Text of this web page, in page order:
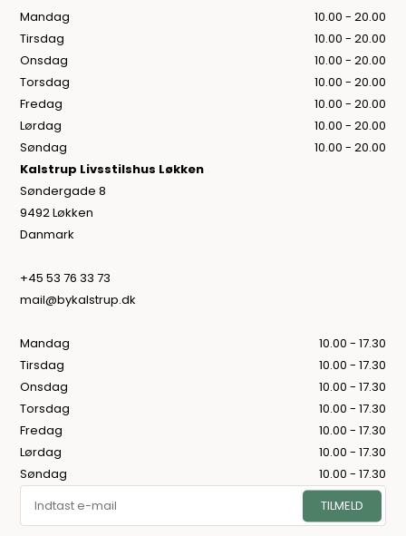
Mandag
10.00 - 20.00
Tirsdag
10.00 - 20.00
Onsdag
10.00 - 20.00
Torsdag
10.00 - 20.00
Fredag
10.00 - 20.00
Lørdag
10.00 - 20.00
Søndag
10.00 - 20.00
Kalstrup Livsstilshus Løkken
Søndergade 8
9492 Løkken
Danmark
+45 53 76 33 73
mail@bykalstrup.dk
Mandag
10.00 - 17.30
Tirsdag
10.00 - 17.30
Onsdag
10.00 - 17.30
Torsdag
10.00 - 17.30
Fredag
10.00 - 17.30
Lørdag
10.00 - 17.30
Søndag
10.00 - 17.30